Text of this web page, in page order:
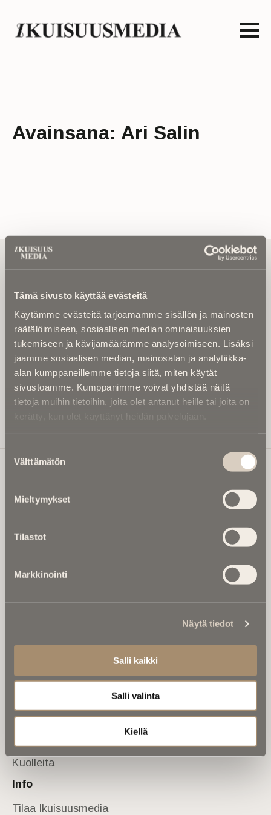
Tämä sivusto käyttää evästeitä
Käytämme evästeitä tarjoamamme sisällön ja mainosten
räätälöimiseen, sosiaalisen median ominaisuuksien
tukemiseen ja kävijämäärämme analysoimiseen. Lisäksi
jaamme sosiaalisen median, mainosalan ja analytiikka-
alan kumppaneillemme tietoja siitä, miten käytät
sivustoamme. Kumppanimme voivat yhdistää näitä
tietoja muihin tietoihin, joita olet antanut heille tai joita on
kerätty, kun olet käyttänyt heidän palvelujaan.
valinta
Välttämätön
Mieltymykset
Tilastot
Markkinointi
Näytä tiedot
Salli kaikki
Salli valinta
Kiellä
Avainsana: Ari Salin
Tilaa uutiskirje - Pääset heti parhaiden
artikkelien pariin!
Kirjoita alle sähköpostiosoitteesi niin saat kaksi kertaa
etteivät kiinnostavat artikkelit jää huomaamatta.
Uutiskirje on maksuton eikä se velvoita mihinkään.
Kirjoita tähän sähköpostiosoite, johon haluat uutiskirjeen
tulevan:
Tilaa Uutiskirje
Ikuisuusmedia
valtakunnallinen mediabrändi. Julkaisemme uusimmat
kuolinuutiset ja kuolintiedot.
Anna palautetta
Muistokirjoituksia
Kuolema koskettaa
Asiantuntijoilta
Kuolleita
Info
Tilaa Ikuisuusmedia